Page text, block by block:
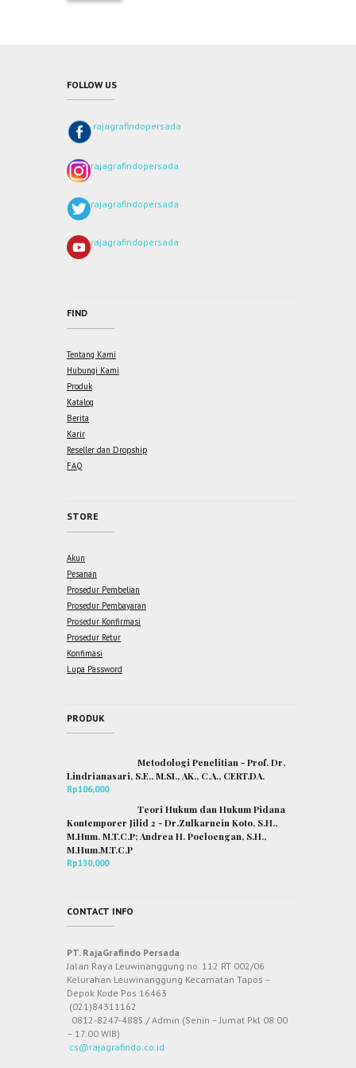
FOLLOW US
rajagrafindopersada
rajagrafindopersada
rajagrafindopersada
rajagrafindopersada
FIND
Tentang Kami
Hubungi Kami
Produk
Katalog
Berita
Karir
Reseller dan Dropship
FAQ
STORE
Akun
Pesanan
Prosedur Pembelian
Prosedur Pembayaran
Prosedur Konfirmasi
Prosedur Retur
Konfimasi
Lupa Password
PRODUK
Metodologi Penelitian - Prof. Dr.
Lindrianasari, S.E., M.SI., AK., C.A., CERT.DA.
Rp106,000
Teori Hukum dan Hukum Pidana
Kontemporer Jilid 2 - Dr.Zulkarnein Koto, S.H.,
M.Hum. M.T.C.P; Andrea H. Poeloengan, S.H.,
M.Hum.M.T.C.P
Rp130,000
CONTACT INFO
PT. RajaGrafindo Persada
Jalan Raya Leuwinanggung no. 112 RT 002/06
Kelurahan Leuwinanggung Kecamatan Tapos –
Depok Kode Pos 16463
(021)84311162
0812-8247-4885 / Admin (Senin – Jumat Pkl 08.00
– 17.00 WIB)
cs@rajagrafindo.co.id